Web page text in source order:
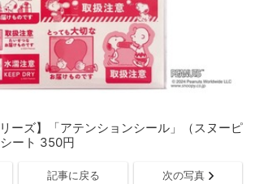
リーズ】「アテンションシール」（スヌーピ
ート 350円
記事に戻る 次の写真